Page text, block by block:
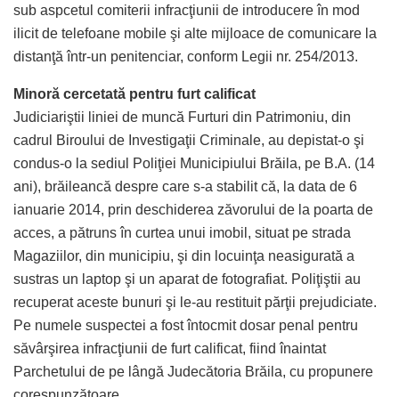
sub aspcetul comiterii infracţiunii de introducere în mod
ilicit de telefoane mobile şi alte mijloace de comunicare la
distanţă într-un penitenciar, conform Legii nr. 254/2013.
Minoră cercetată pentru furt calificat
Judiciariştii liniei de muncă Furturi din Patrimoniu, din
cadrul Biroului de Investigaţii Criminale, au depistat-o şi
condus-o la sediul Poliţiei Municipiului Brăila, pe B.A. (14
ani), brăileancă despre care s-a stabilit că, la data de 6
ianuarie 2014, prin deschiderea zăvorului de la poarta de
acces, a pătruns în curtea unui imobil, situat pe strada
Magaziilor, din municipiu, şi din locuinţa neasigurată a
sustras un laptop şi un aparat de fotografiat. Poliţiştii au
recuperat aceste bunuri şi le-au restituit părţii prejudiciate.
Pe numele suspectei a fost întocmit dosar penal pentru
săvârşirea infracţiunii de furt calificat, fiind înaintat
Parchetului de pe lângă Judecătoria Brăila, cu propunere